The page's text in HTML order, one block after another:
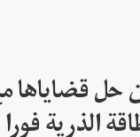
حل قضاياها